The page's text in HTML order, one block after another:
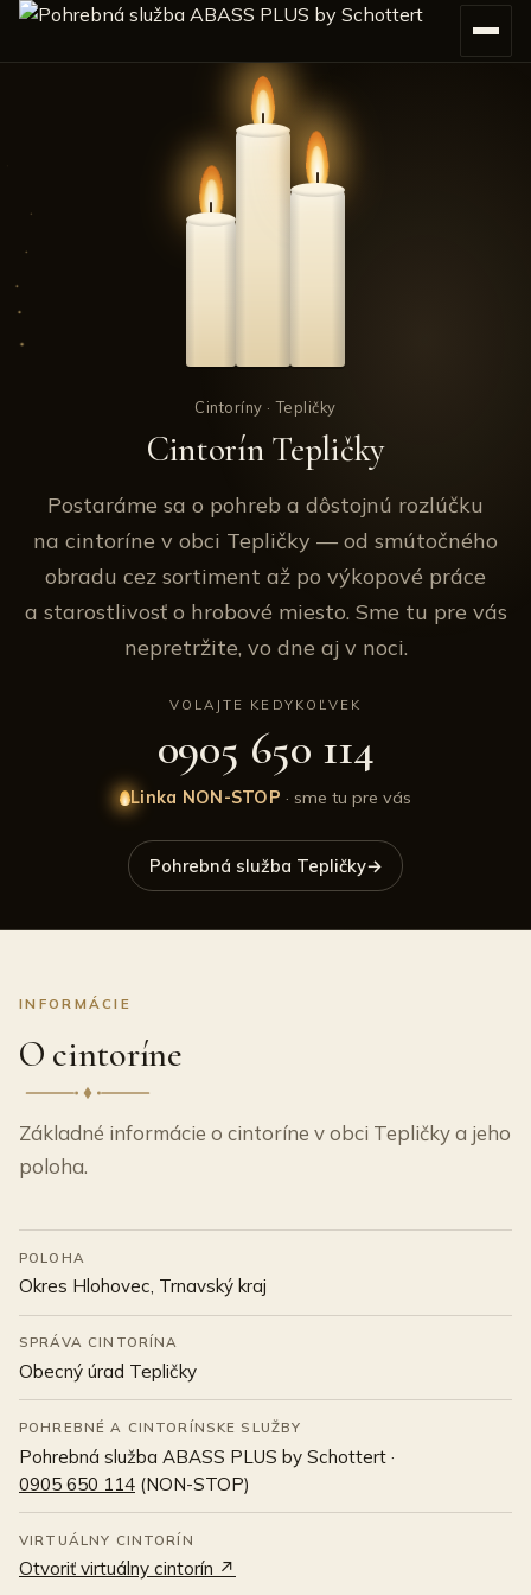
Cintoríny · Tepličky
Cintorín Tepličky
Postaráme sa o pohreb a dôstojnú rozlúčku
na cintoríne v obci Tepličky — od smútočného
obradu cez sortiment až po výkopové práce
a starostlivosť o hrobové miesto. Sme tu pre vás
nepretržite, vo dne aj v noci.
VOLAJTE KEDYKOĽVEK
0905 650 114
Linka NON-STOP · sme tu pre vás
Pohrebná služba Tepličky→
INFORMÁCIE
O cintoríne
Základné informácie o cintoríne v obci Tepličky a jeho
poloha.
POLOHA
Okres Hlohovec, Trnavský kraj
SPRÁVA CINTORÍNA
Obecný úrad Tepličky
POHREBNÉ A CINTORÍNSKE SLUŽBY
Pohrebná služba ABASS PLUS by Schottert ·
0905 650 114 (NON-STOP)
VIRTUÁLNY CINTORÍN
Otvoriť virtuálny cintorín ↗